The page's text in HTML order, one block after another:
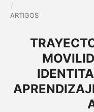
/
ARTIGOS